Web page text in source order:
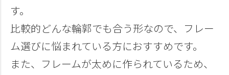
す。
比較的どんな輪郭でも合う形なので、フレー
ム選びに悩まれている方におすすめです。
また、フレームが太めに作られているため、